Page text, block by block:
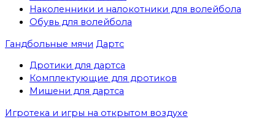
Наколенники и налокотники для волейбола
Обувь для волейбола
Гандбольные мячи Дартс
Дротики для дартса
Комплектующие для дротиков
Мишени для дартса
Игротека и игры на открытом воздухе